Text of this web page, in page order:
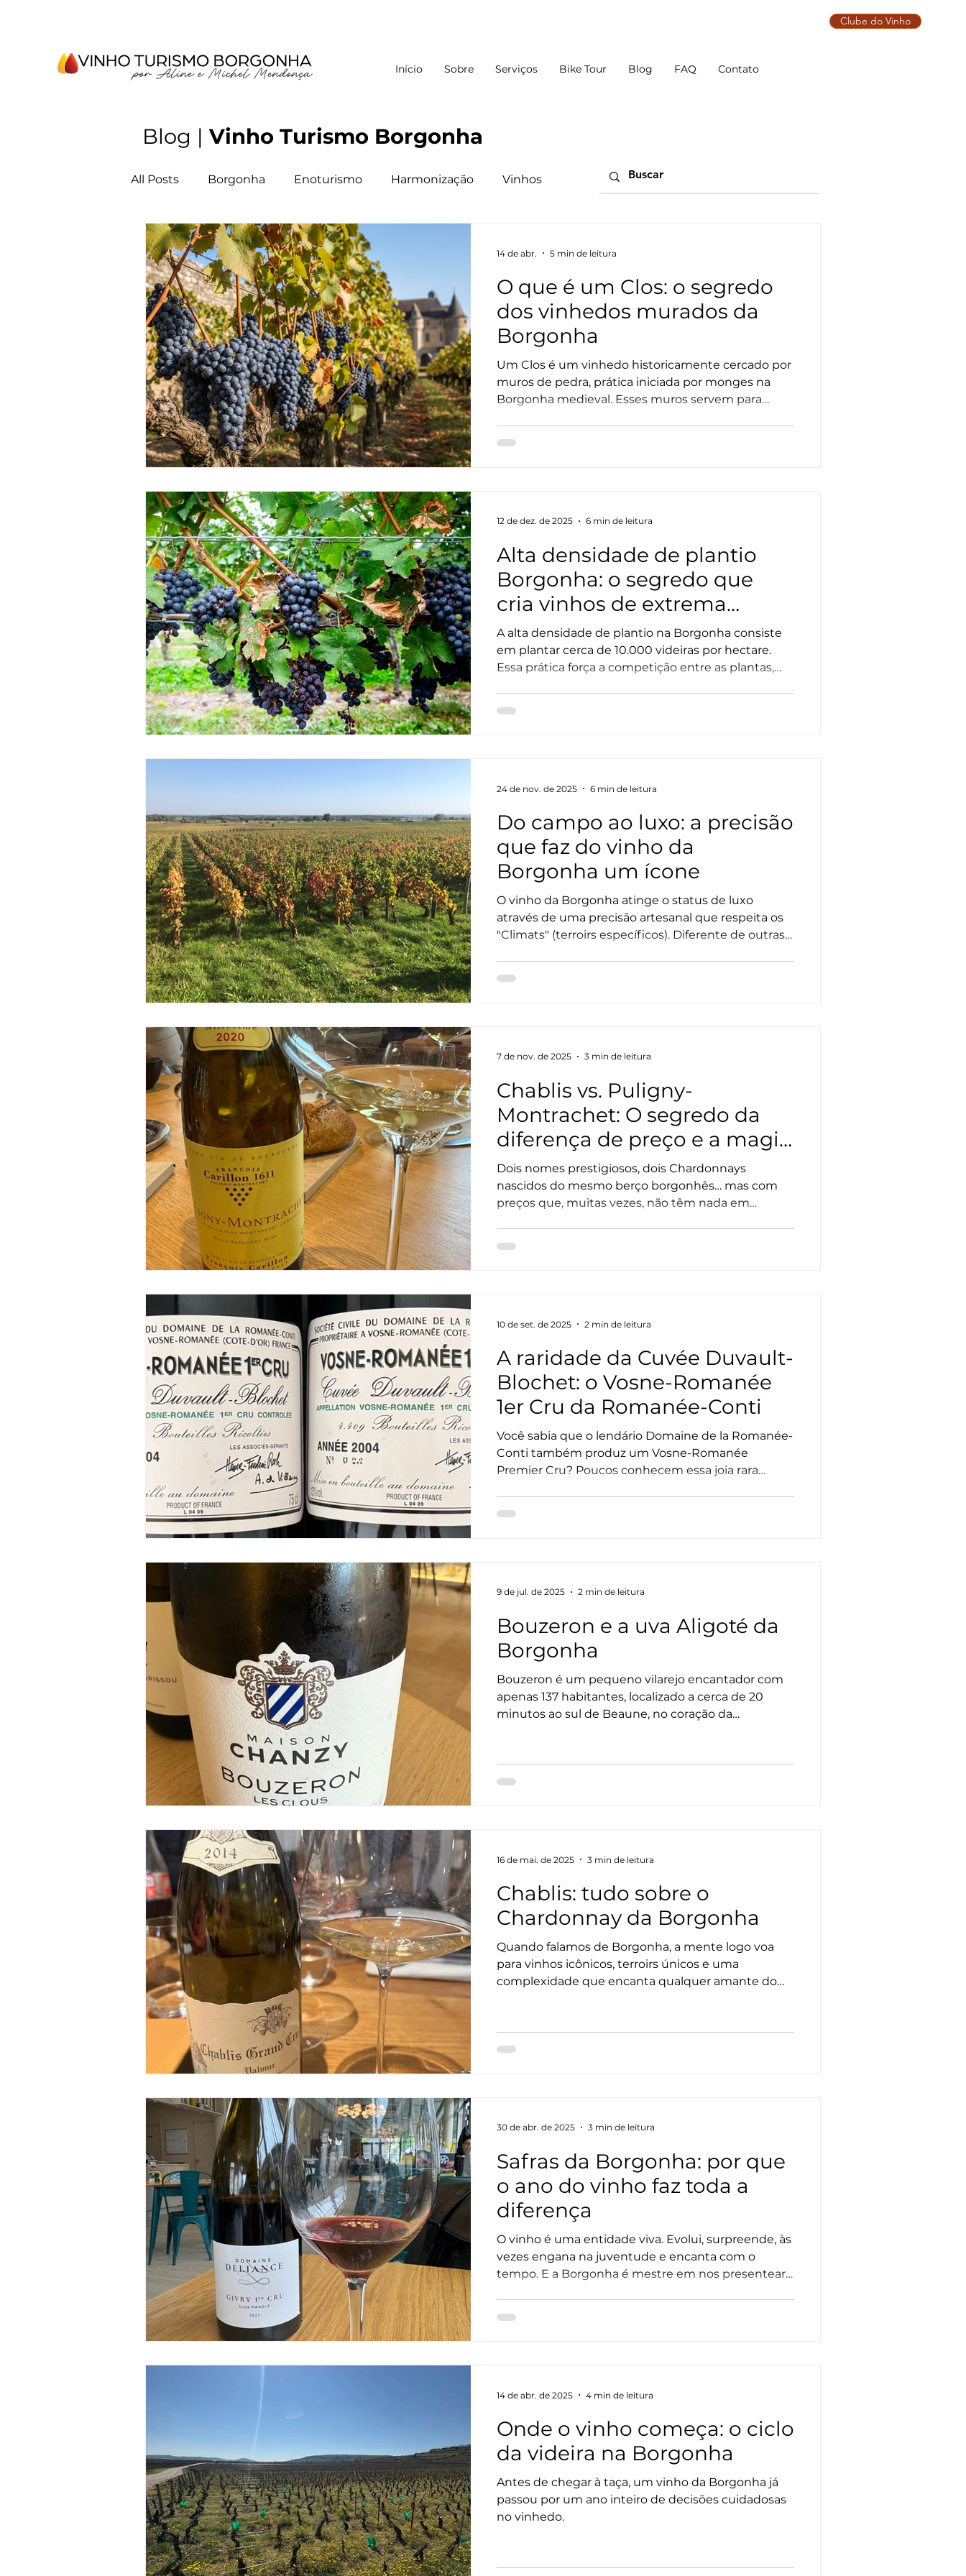
Clube do Vinho
Início Sobre Serviços Bike Tour Blog FAQ Contato
Blog | Vinho Turismo Borgonha
All Posts Borgonha Enoturismo Harmonização Vinhos
O que é um Clos: o segredo
dos vinhedos murados da
Borgonha
Um Clos é um vinhedo historicamente cercado por
muros de pedra, prática iniciada por monges na
Borgonha medieval. Esses muros servem para
14 de abr. 5 min de leitura
Alta densidade de plantio
Borgonha: o segredo que
cria vinhos de extrema
precisão
A alta densidade de plantio na Borgonha consiste
em plantar cerca de 10.000 videiras por hectare.
Essa prática força a competição entre as plantas,
uvas mais concentradas, com maior complexidade
12 de dez. de 2025 6 min de leitura
Do campo ao luxo: a precisão
que faz do vinho da
Borgonha um ícone
O vinho da Borgonha atinge o status de luxo
através de uma precisão artesanal que respeita os
"Climats" (terroirs específicos). Diferente de outras
existem vinhedos em Dijon, e a exclusividade é
24 de nov. de 2025 6 min de leitura
Chablis vs. Puligny-
Montrachet: O segredo da
diferença de preço e a magia
do terroir na Borgonha
Dois nomes prestigiosos, dois Chardonnays
nascidos do mesmo berço borgonhês… mas com
preços que, muitas vezes, não têm nada em
7 de nov. de 2025 3 min de leitura
A raridade da Cuvée Duvault-
Blochet: o Vosne-Romanée
1er Cru da Romanée-Conti
Você sabia que o lendário Domaine de la Romanée-
Conti também produz um Vosne-Romanée
Premier Cru? Poucos conhecem essa joia rara
o visionário que, em 1869, deu um novo destino ao
10 de set. de 2025 2 min de leitura
Bouzeron e a uva Aligoté da
Borgonha
Bouzeron é um pequeno vilarejo encantador com
apenas 137 habitantes, localizado a cerca de 20
minutos ao sul de Beaune, no coração da
9 de jul. de 2025 2 min de leitura
Chablis: tudo sobre o
Chardonnay da Borgonha
Quando falamos de Borgonha, a mente logo voa
para vinhos icônicos, terroirs únicos e uma
complexidade que encanta qualquer amante do
reina absoluto: Chablis.
16 de mai. de 2025 3 min de leitura
Safras da Borgonha: por que
o ano do vinho faz toda a
diferença
O vinho é uma entidade viva. Evolui, surpreende, às
vezes engana na juventude e encanta com o
tempo. E a Borgonha é mestre em nos presentear
30 de abr. de 2025 3 min de leitura
Onde o vinho começa: o ciclo
da videira na Borgonha
Antes de chegar à taça, um vinho da Borgonha já
passou por um ano inteiro de decisões cuidadosas
no vinhedo.
14 de abr. de 2025 4 min de leitura